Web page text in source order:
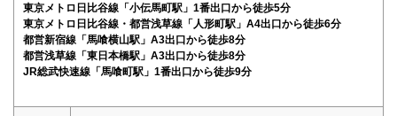
東京メトロ日比谷線「小伝馬町駅」1番出口から徒歩5分
東京メトロ日比谷線・都営浅草線「人形町駅」A4出口から徒歩6分
都営新宿線「馬喰横山駅」A3出口から徒歩8分
都営浅草線「東日本橋駅」A3出口から徒歩8分
JR総武快速線「馬喰町駅」1番出口から徒歩9分